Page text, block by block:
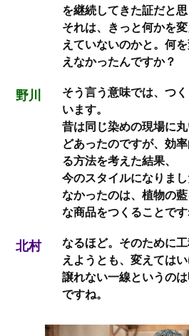
を継続してきた証だと思
それは、きっと何かを
えていないのかと。何
えなかったんですか？
野川
そう言う意味では、つ
います。
昔は同じ染めの現場に
どあったのですが、効
る方法を考えた結果、
今のスタイルになりま
なかったのは、植物の
な商品をつくることです
北村
なるほど。そのために
えようとも、変えてはい
譲れない一線というの
ですね。